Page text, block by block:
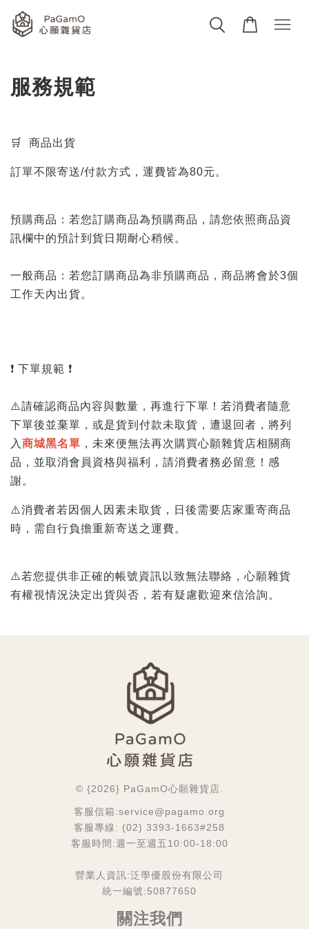
服務規範
🛒 商品出貨
訂單不限寄送/付款方式，運費皆為80元。
預購商品：若您訂購商品為預購商品，請您依照商品資
訊欄中的預計到貨日期耐心稍候。
一般商品：若您訂購商品為非預購商品，商品將會於3個
工作天內出貨。
❗️ 下單規範 ❗
⚠️請確認商品內容與數量，再進行下單！若消費者隨意
下單後並棄單，或是貨到付款未取貨，遭退回者，將列
入 商城黑名單 ，未來便無法再次購買心願雜貨店相關商
品，並取消會員資格與福利，請消費者務必留意！感
謝。
⚠️消費者若因個人因素未取貨，日後需要店家重寄商品
時，需自行負擔重新寄送之運費。
⚠️若您提供非正確的帳號資訊以致無法聯絡，心願雜貨
有權視情況決定出貨與否，若有疑慮歡迎來信洽詢。
© {2026} PaGamO心願雜貨店.
客服信箱:service@pagamo.org
客服專線: (02) 3393-1663#258
客服時間:週一至週五10:00-18:00
營業人資訊:泛學優股份有限公司
統一編號:50877650
關注我們